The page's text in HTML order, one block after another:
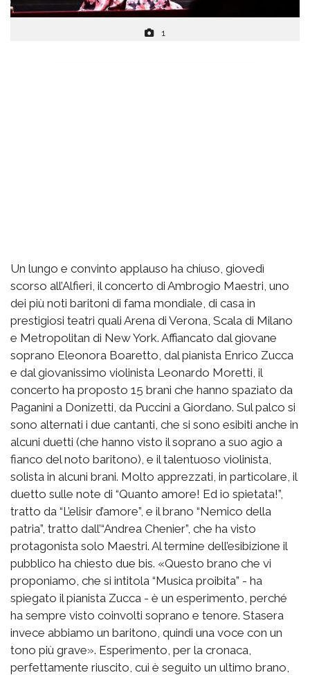
1
Un lungo e convinto applauso ha chiuso, giovedì
scorso all’Alfieri, il concerto di Ambrogio Maestri, uno
dei più noti baritoni di fama mondiale, di casa in
prestigiosi teatri quali Arena di Verona, Scala di Milano
e Metropolitan di New York. Affiancato dal giovane
soprano Eleonora Boaretto, dal pianista Enrico Zucca
e dal giovanissimo violinista Leonardo Moretti, il
concerto ha proposto 15 brani che hanno spaziato da
Paganini a Donizetti, da Puccini a Giordano. Sul palco si
sono alternati i due cantanti, che si sono esibiti anche in
alcuni duetti (che hanno visto il soprano a suo agio a
fianco del noto baritono), e il talentuoso violinista,
solista in alcuni brani. Molto apprezzati, in particolare, il
duetto sulle note di “Quanto amore! Ed io spietata!”,
tratto da “L’elisir d’amore”, e il brano “Nemico della
patria”, tratto dall’“Andrea Chenier”, che ha visto
protagonista solo Maestri. Al termine dell’esibizione il
pubblico ha chiesto due bis. «Questo brano che vi
proponiamo, che si intitola “Musica proibita” - ha
spiegato il pianista Zucca - è un esperimento, perché
ha sempre visto coinvolti soprano e tenore. Stasera
invece abbiamo un baritono, quindi una voce con un
tono più grave». Esperimento, per la cronaca,
perfettamente riuscito, cui è seguito un ultimo brano,